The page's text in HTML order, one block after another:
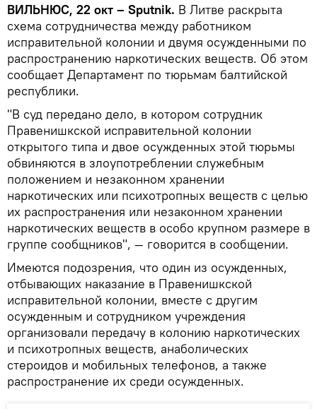
ВИЛЬНЮС, 22 окт – Sputnik. В Литве раскрыта
cхема сотрудничества между работником
исправительной колонии и двумя осужденными по
распространению наркотических веществ. Об этом
сообщает Департамент по тюрьмам балтийской
республики.
"В суд передано дело, в котором сотрудник
Правенишкской исправительной колонии
открытого типа и двое осужденных этой тюрьмы
обвиняются в злоупотреблении служебным
положением и незаконном хранении
наркотических или психотропных веществ с целью
их распространения или незаконном хранении
наркотических веществ в особо крупном размере в
группе сообщников", — говорится в сообщении.
Имеются подозрения, что один из осужденных,
отбывающих наказание в Правенишкской
исправительной колонии, вместе с другим
осужденным и сотрудником учреждения
организовали передачу в колонию наркотических
и психотропных веществ, анаболических
стероидов и мобильных телефонов, а также
распространение их среди осужденных.